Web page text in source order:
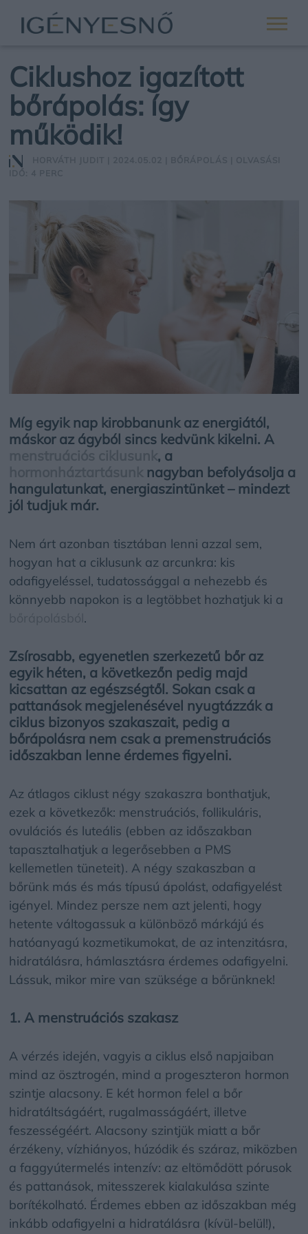
Ciklushoz igazított
bőrápolás: így
működik!
Míg egyik nap kirobbanunk az energiától,
máskor az ágyból sincs kedvünk kikelni. A
, a
nagyban befolyásolja a
hangulatunkat, energiaszintünket – mindezt
jól tudjuk már.
Nem árt azonban tisztában lenni azzal sem,
hogyan hat a ciklusunk az arcunkra: kis
odafigyeléssel, tudatossággal a nehezebb és
könnyebb napokon is a legtöbbet hozhatjuk ki a
.
Zsírosabb, egyenetlen szerkezetű bőr az
egyik héten, a következőn pedig majd
kicsattan az egészségtől. Sokan csak a
pattanások megjelenésével nyugtázzák a
ciklus bizonyos szakaszait, pedig a
bőrápolásra nem csak a premenstruációs
időszakban lenne érdemes figyelni.
Az átlagos ciklust négy szakaszra bonthatjuk,
ezek a következők: menstruációs, follikuláris,
ovulációs és luteális (ebben az időszakban
tapasztalhatjuk a legerősebben a PMS
kellemetlen tüneteit). A négy szakaszban a
bőrünk más és más típusú ápolást, odafigyelést
igényel. Mindez persze nem azt jelenti, hogy
hetente váltogassuk a különböző márkájú és
hatóanyagú kozmetikumokat, de az intenzitásra,
hidratálásra, hámlasztásra érdemes odafigyelni.
Lássuk, mikor mire van szüksége a bőrünknek!
1. A menstruációs szakasz
A vérzés idején, vagyis a ciklus első napjaiban
mind az ösztrogén, mind a progeszteron hormon
szintje alacsony. E két hormon felel a bőr
hidratáltságáért, rugalmasságáért, illetve
feszességéért. Alacsony szintjük miatt a bőr
érzékeny, vízhiányos, húzódik és száraz, miközben
a faggyútermelés intenzív: az eltömődött pórusok
és pattanások, mitesszerek kialakulása szinte
borítékolható. Érdemes ebben az időszakban még
inkább odafigyelni a hidratálásra (kívül-belül!),